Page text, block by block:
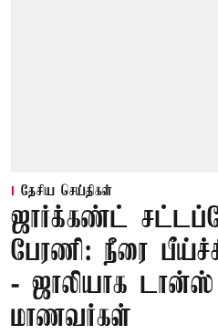
தேசிய செய்திகள்
ஜார்க்கண்ட்
பேரணி: நீரை
- ஜாலியாக
மாணவர்கள்